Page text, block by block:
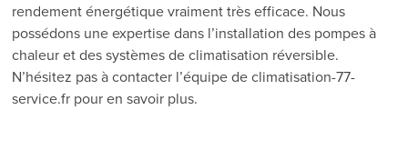
rendement énergétique vraiment très efficace. Nous
possédons une expertise dans l’installation des pompes à
chaleur et des systèmes de climatisation réversible.
N’hésitez pas à contacter l’équipe de climatisation-77-
service.fr pour en savoir plus.